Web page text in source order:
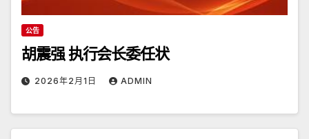
公告
胡震强 执行会长委任状
2026年2月1日 ADMIN